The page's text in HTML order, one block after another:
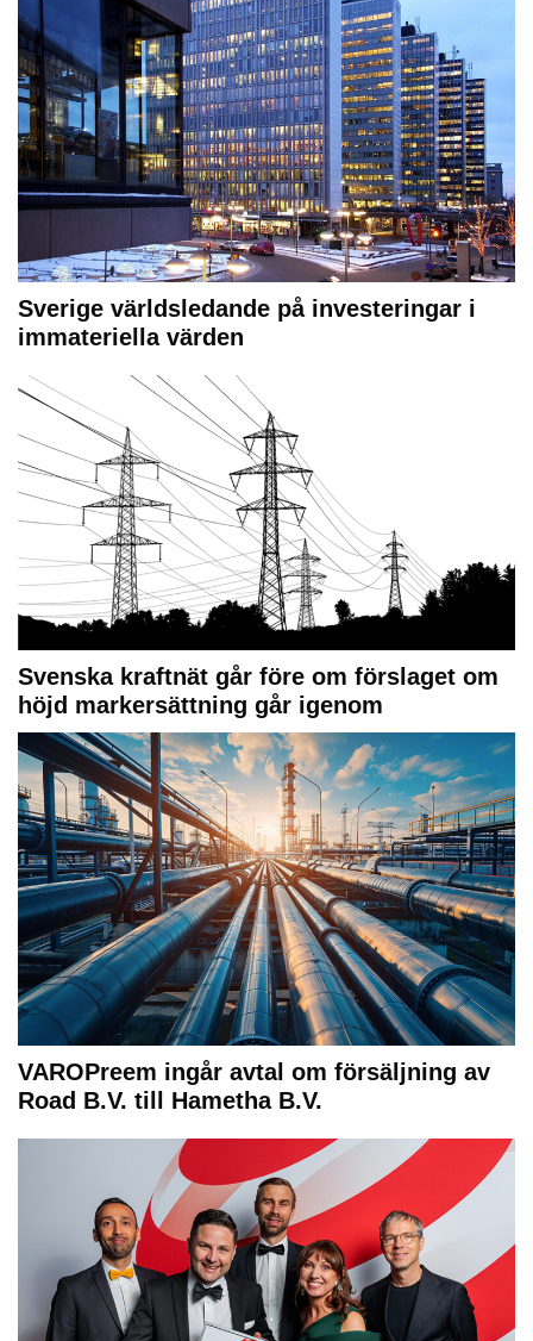
Sverige världsledande på investeringar i
immateriella värden
Svenska kraftnät går före om förslaget om
höjd markersättning går igenom
VAROPreem ingår avtal om försäljning av
Road B.V. till Hametha B.V.